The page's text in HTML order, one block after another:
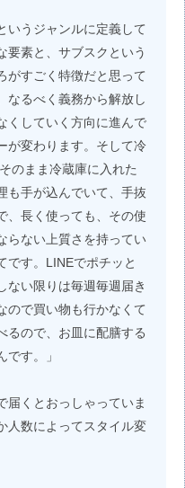
いうジャンルに定義して
要素と、サブスクという
がすごく特徴だと思って
なるべく義務から解放し
くしていく方向に進んで
が変わります。そして冷
のまま冷蔵庫に入れた
も手が込んでいて、手抜
、長く使っても、その使
らない上質さを持ってい
です。LINEでポチッと
ない限りは毎週毎週届き
ので買い物も行かなくて
るので、お皿に配膳する
す。」
届くとおっしゃっていま
人数によってスタイル変